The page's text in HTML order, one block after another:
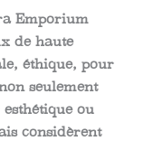
Emporium
de haute
éthique, pour
seulement
ou
considèrent